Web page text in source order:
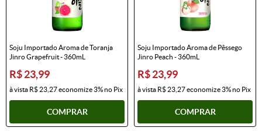
Soju Importado Aroma de Toranja
Jinro Grapefruit - 360mL
R$ 23,99
à vista R$ 23,27economize3%no Pix
COMPRAR
Soju Importado Aroma de Pêssego
Jinro Peach - 360mL
R$ 23,99
à vista R$ 23,27economize3%no Pix
COMPRAR